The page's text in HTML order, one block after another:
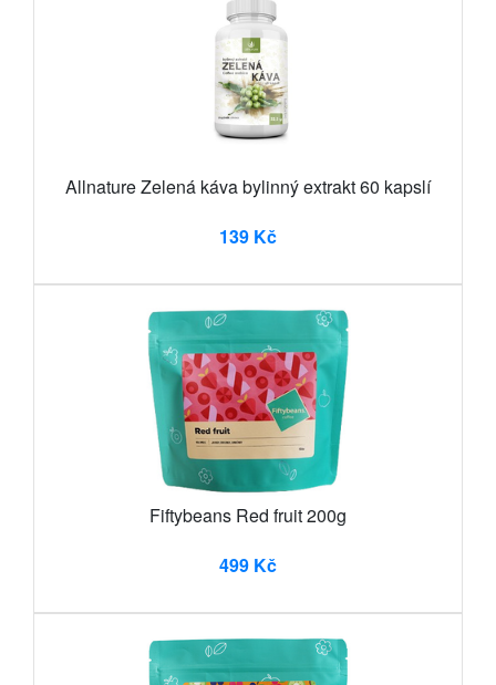
Allnature Zelená káva bylinný extrakt 60 kapslí
139 Kč
Fiftybeans Red fruit 200g
499 Kč